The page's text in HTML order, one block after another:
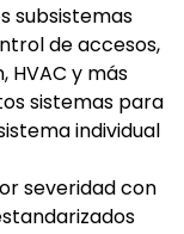
subsistemas
de accesos,
HVAC y más
sistemas para
individual
severidad con